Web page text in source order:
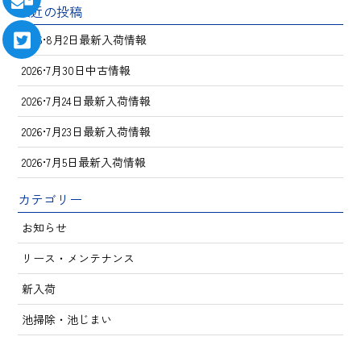
最近の投稿
2026•8月2日最新入荷情報
2026•7月30日中古情報
2026•7月24日最新入荷情報
2026•7月23日最新入荷情報
2026•7月5日最新入荷情報
カテゴリー
お知らせ
リース・メンテナンス
新入荷
池掃除・池じまい